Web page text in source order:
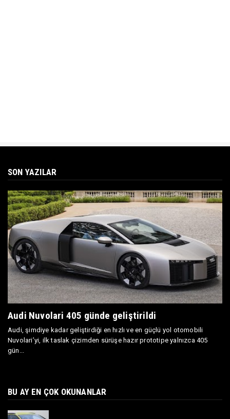
SON YAZILAR
Audi Nuvolari 405 günde geliştirildi
Audi, şimdiye kadar geliştirdiği en hızlı ve en güçlü yol otomobili
Nuvolari’yi, ilk taslak çizimden sürüşe hazır prototipe yalnızca 405
gün...
BU AY EN ÇOK OKUNANLAR